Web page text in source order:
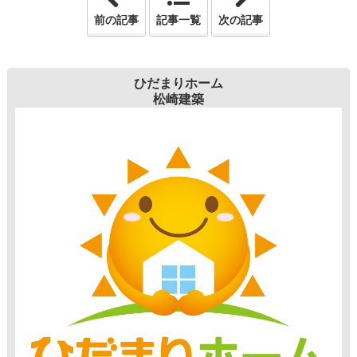
前の記事 記事一覧 次の記事
ひだまりホーム
松崎建築